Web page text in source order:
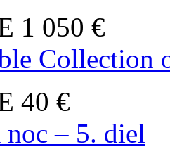
1 050 €
Collection
40 €
– 5. diel